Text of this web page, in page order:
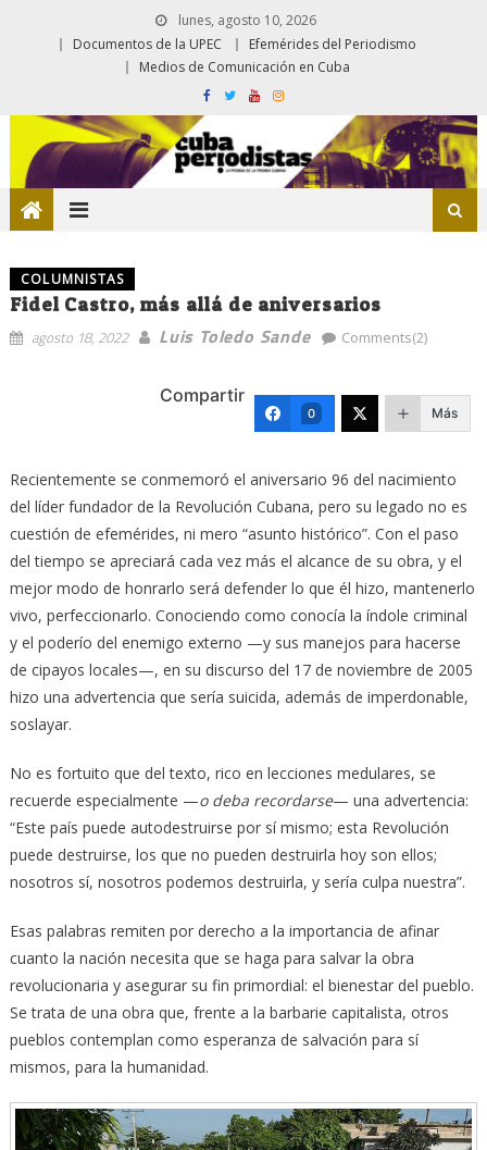
lunes, agosto 10, 2026
Documentos de la UPEC
Efemérides del Periodismo
Medios de Comunicación en Cuba
COLUMNISTAS
Fidel Castro, más allá de aniversarios
agosto 18, 2022 Luis Toledo Sande Comments(2)
Compartir
0 Más
Recientemente se conmemoró el aniversario 96 del nacimiento
del líder fundador de la Revolución Cubana, pero su legado no es
cuestión de efemérides, ni mero “asunto histórico”. Con el paso
del tiempo se apreciará cada vez más el alcance de su obra, y el
mejor modo de honrarlo será defender lo que él hizo, mantenerlo
vivo, perfeccionarlo. Conociendo como conocía la índole criminal
y el poderío del enemigo externo —y sus manejos para hacerse
de cipayos locales—, en su discurso del 17 de noviembre de 2005
hizo una advertencia que sería suicida, además de imperdonable,
soslayar.
No es fortuito que del texto, rico en lecciones medulares, se
recuerde especialmente —o deba recordarse— una advertencia:
“Este país puede autodestruirse por sí mismo; esta Revolución
puede destruirse, los que no pueden destruirla hoy son ellos;
nosotros sí, nosotros podemos destruirla, y sería culpa nuestra”.
Esas palabras remiten por derecho a la importancia de afinar
cuanto la nación necesita que se haga para salvar la obra
revolucionaria y asegurar su fin primordial: el bienestar del pueblo.
Se trata de una obra que, frente a la barbarie capitalista, otros
pueblos contemplan como esperanza de salvación para sí
mismos, para la humanidad.